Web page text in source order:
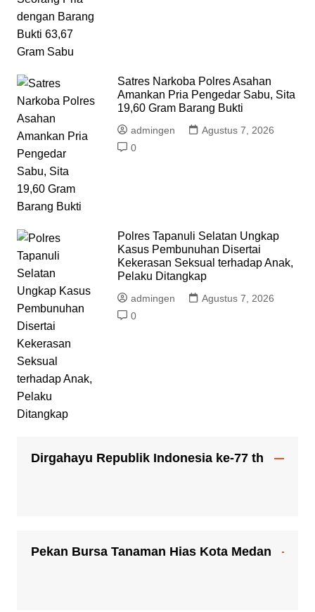
Satres Narkoba Polres Asahan
Amankan Pria Pengedar Sabu, Sita
19,60 Gram Barang Bukti
admingen
Agustus 7, 2026
0
Polres Tapanuli Selatan Ungkap
Kasus Pembunuhan Disertai
Kekerasan Seksual terhadap Anak,
Pelaku Ditangkap
admingen
Agustus 7, 2026
0
Dirgahayu Republik Indonesia ke-77 th
Pekan Bursa Tanaman Hias Kota Medan